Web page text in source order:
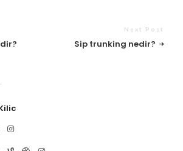
Next Post
Sip trunking nedir?